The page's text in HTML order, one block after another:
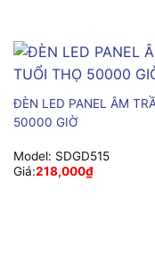
ĐÈN LED PANEL ÂM
50000 GIỜ
Model: SDGD515
Giá:218,000₫